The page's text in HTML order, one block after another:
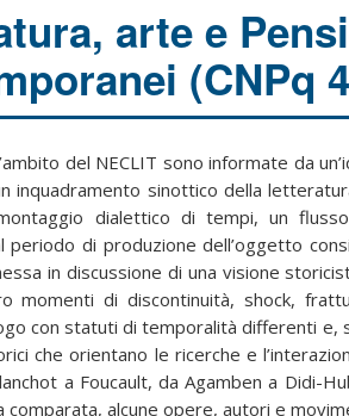
arte e
(CNPq
del NECLIT sono informate da
inquadramento sinottico della
dialettico di tempi, un
periodo di produzione dell’oggetto
in discussione di una visione
momenti di discontinuità, shock,
con statuti di temporalità differenti e,
che orientano le ricerche e
a Foucault, da Agamben a Didi-
comparata, alcune opere, autori e